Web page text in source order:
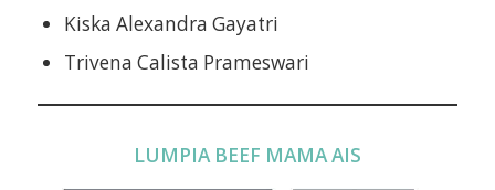
Kiska Alexandra Gayatri
Trivena Calista Prameswari
LUMPIA BEEF MAMA AIS